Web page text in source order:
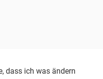
dass ich was ändern